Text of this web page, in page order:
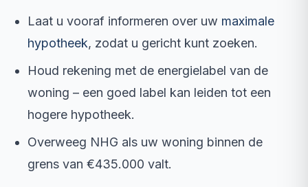
Laat u vooraf informeren over uw maximale
hypotheek, zodat u gericht kunt zoeken.
Houd rekening met de energielabel van de
woning – een goed label kan leiden tot een
hogere hypotheek.
Overweeg NHG als uw woning binnen de
grens van €435.000 valt.